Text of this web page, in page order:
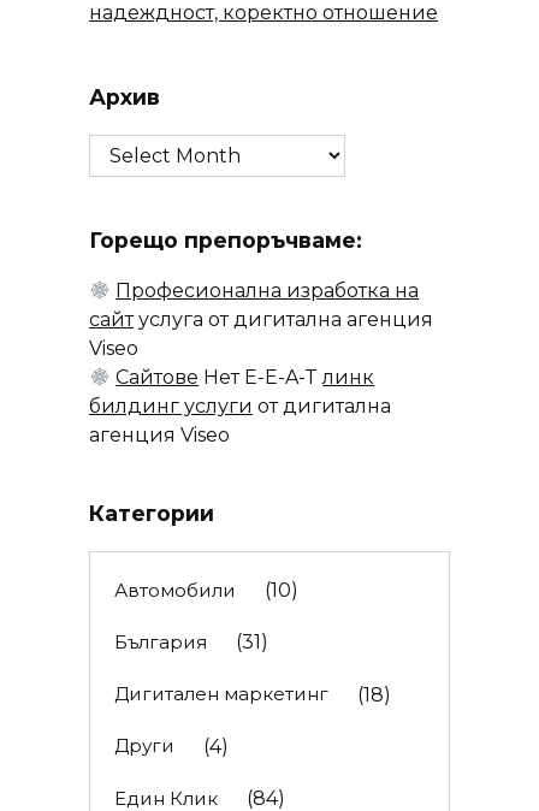
надеждност, коректно отношение
Архив
Архив
Горещо препоръчваме:
Професионална изработка на
сайтуслуга от дигитална агенция
Viseo
Сайтове Нет E-E-A-Tлинк
билдинг услуги от дигитална
агенция Viseo
Категории
Автомобили (10)
България (31)
Дигитален маркетинг (18)
Други (4)
Един Клик (84)